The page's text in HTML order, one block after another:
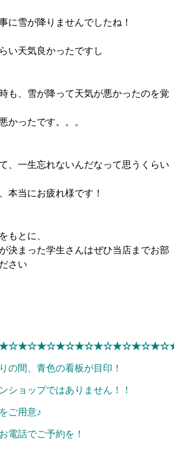
に雪が降りませんでしたね！
い天気良かったですし
も、雪が降って天気が悪かったのを覚
かったです。。。
、一生忘れないんだなって思うくらい
本当にお疲れ様です！
もとに、
決まった学生さんはぜひ当店までお部
さい
の間、青色の看板が目印！
ショップではありません！！
ご用意♪
電話でご予約を！